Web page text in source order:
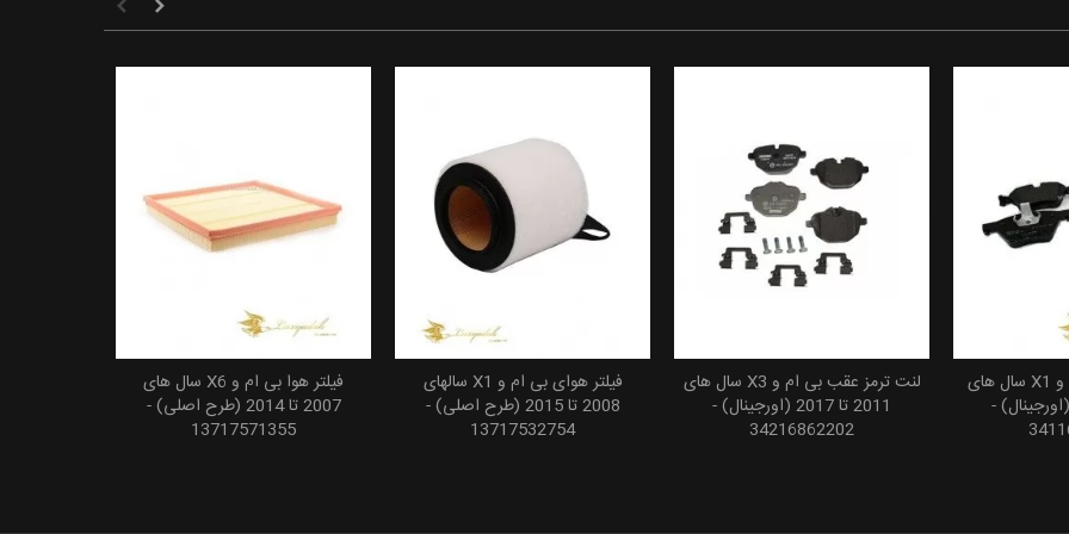
افزودن به سبد خریدفیلتر هوا بی ام و X6 سال های
2007 تا 2014 (طرح اصلی) -
13717571355
افزودن به سبد خریدفیلتر هوای بی ام و X1 سالهای
2008 تا 2015 (طرح اصلی) -
13717532754
افزودن به سبد خریدلنت ترمز عقب بی ام و X3 سال های
2011 تا 2017 (اورجینال) -
34216862202
سبد خریدلنت ترمز جلو بی ام و X1 سال های
2008 تا 2015 (اورجینال) -